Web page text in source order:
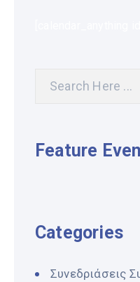
Feature
Categories
Συνεδριάσεις